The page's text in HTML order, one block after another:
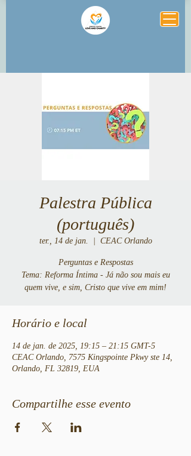
Palestra Pública
(português)
ter., 14 de jan. CEAC Orlando
Perguntas e Respostas
Tema: Reforma Íntima - Já não sou mais eu
quem vive, e sim, Cristo que vive em mim!
Horário e local
14 de jan. de 2025, 19:15 – 21:15 GMT-5
CEAC Orlando, 7575 Kingspointe Pkwy ste 14,
Orlando, FL 32819, EUA
Compartilhe esse evento